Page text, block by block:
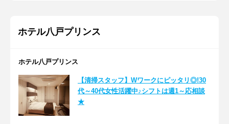
ホテル八戸プリンス
ホテル八戸プリンス
【清掃スタッフ】Wワークにピッタリ◎!30
代～40代女性活躍中♪シフトは週1～応相談
★